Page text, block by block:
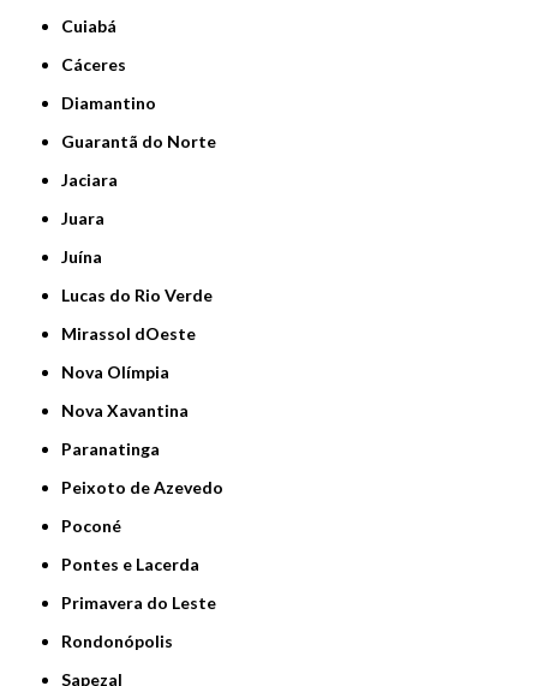
Cuiabá
Cáceres
Diamantino
Guarantã do Norte
Jaciara
Juara
Juína
Lucas do Rio Verde
Mirassol dOeste
Nova Olímpia
Nova Xavantina
Paranatinga
Peixoto de Azevedo
Poconé
Pontes e Lacerda
Primavera do Leste
Rondonópolis
Sapezal